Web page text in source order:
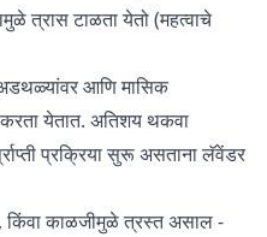
त्रास टाळता येतो (महत्वाचे
अडथळ्यांवर आणि मासिक
करता येतात. अतिशय थकवा
प्रक्रिया सुरू असताना लॅवेंडर
किंवा काळजीमुळे त्रस्त असाल -